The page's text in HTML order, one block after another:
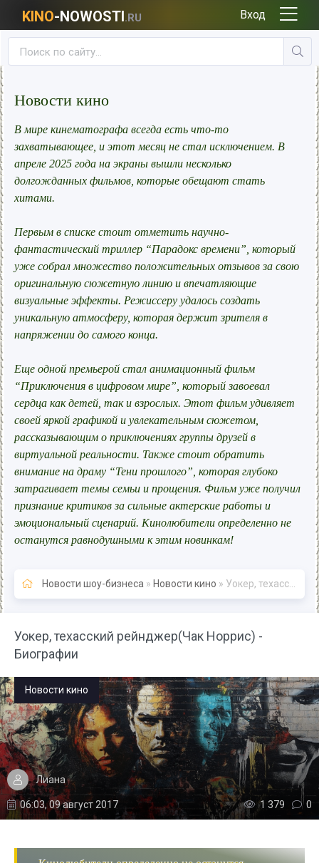
KINO-NOWOSTI.RU Вход
Новости кино
В мире кинематографа всегда есть что-то
захватывающее, и этот месяц не стал исключением. В
апреле 2025 года на экраны вышли несколько
долгожданных фильмов, которые обещают стать
хитами.
Первым в списке стоит отметить научно-
фантастический триллер “Парадокс времени”, который
уже собрал множество положительных отзывов за свою
оригинальную сюжетную линию и впечатляющие
визуальные эффекты. Режиссеру удалось создать
уникальную атмосферу, которая держит зрителя в
напряжении до самого конца.
Еще одной премьерой стал анимационный фильм
“Приключения в цифровом мире”, который завоевал
сердца как детей, так и взрослых. Этот фильм удивляет
своей яркой графикой и увлекательным сюжетом,
рассказывающим о приключениях группы друзей в
виртуальной реальности. Также стоит обратить
внимание на драму “Тени прошлого”, которая глубоко
затрагивает темы семьи и прощения. Фильм уже получил
признание критиков за сильные актерские работы и
эмоциональный сценарий. Кинолюбители определенно не
останутся равнодушными к этим новинкам!
Новости шоу-бизнеса » Новости кино » Уокер, техасский рейнджер(Чак Норрис) - Биографии
Уокер, техасский рейнджер(Чак Норрис) -
Биографии
Новости кино
Лиана
06:03, 09 август 2017 1 379 0